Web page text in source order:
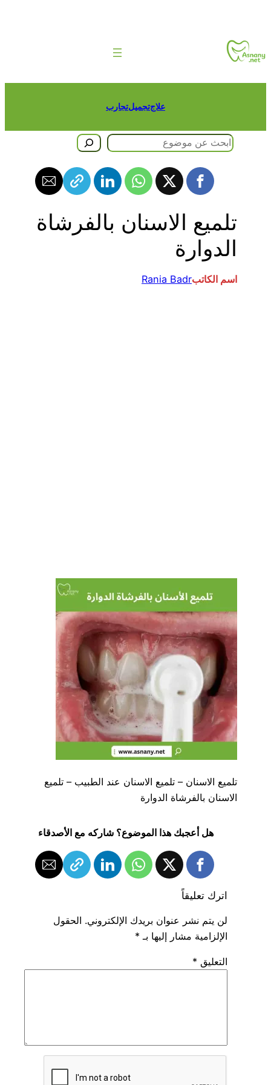
علاجتجميلتجارب
تلميع الاسنان بالفرشاة
الدوارة
اسم الكاتبRania Badr
تلميع الاسنان – تلميع الاسنان عند الطبيب – تلميع
الاسنان بالفرشاة الدوارة
هل أعجبك هذا الموضوع؟ شاركه مع الأصدقاء
اترك تعليقاً
لن يتم نشر عنوان بريدك الإلكتروني. الحقول
الإلزامية مشار إليها بـ*
التعليق*